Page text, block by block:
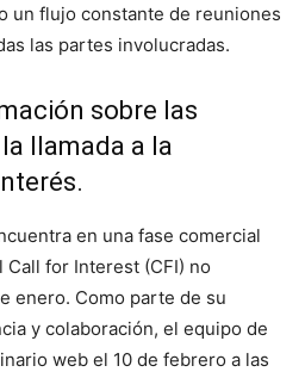
un flujo constante de reuniones
las partes involucradas.
sobre las
llamada a la
en una fase comercial
for Interest (CFI) no
enero. Como parte de su
y colaboración, el equipo de
web el 10 de febrero a las